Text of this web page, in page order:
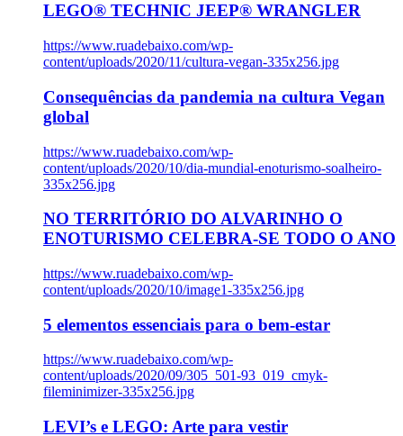
LEGO® TECHNIC JEEP® WRANGLER
https://www.ruadebaixo.com/wp-
content/uploads/2020/11/cultura-vegan-335x256.jpg
Consequências da pandemia na cultura Vegan
global
https://www.ruadebaixo.com/wp-
content/uploads/2020/10/dia-mundial-enoturismo-soalheiro-
335x256.jpg
NO TERRITÓRIO DO ALVARINHO O
ENOTURISMO CELEBRA-SE TODO O ANO
https://www.ruadebaixo.com/wp-
content/uploads/2020/10/image1-335x256.jpg
5 elementos essenciais para o bem-estar
https://www.ruadebaixo.com/wp-
content/uploads/2020/09/305_501-93_019_cmyk-
fileminimizer-335x256.jpg
LEVI’s e LEGO: Arte para vestir